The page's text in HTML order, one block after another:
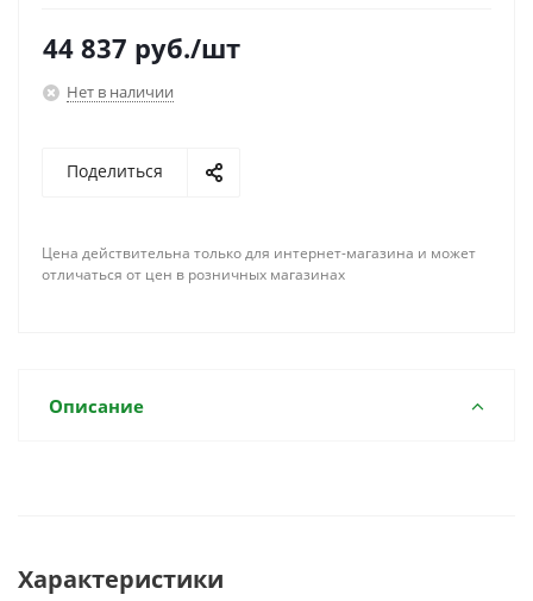
44 837 руб./шт
Нет в наличии
Поделиться
Цена действительна только для интернет-магазина и может
отличаться от цен в розничных магазинах
Описание
Характеристики